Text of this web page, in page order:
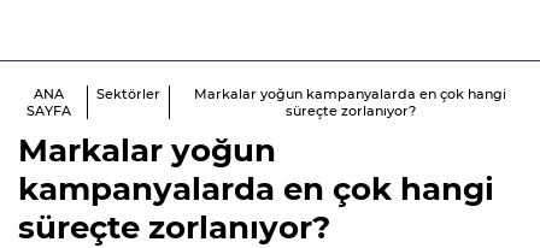
ANA
SAYFA
Sektörler
Markalar yoğun kampanyalarda en çok hangi
süreçte zorlanıyor?
Markalar yoğun
kampanyalarda en çok hangi
süreçte zorlanıyor?